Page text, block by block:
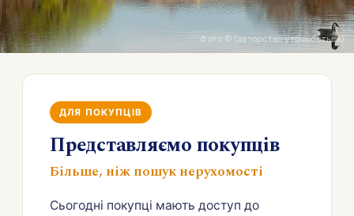
Фото © (авторство уточнюється)
ДЛЯ ПОКУПЦІВ
Представляємо покупців
Більше, ніж пошук нерухомості
Сьогодні покупці мають доступ до